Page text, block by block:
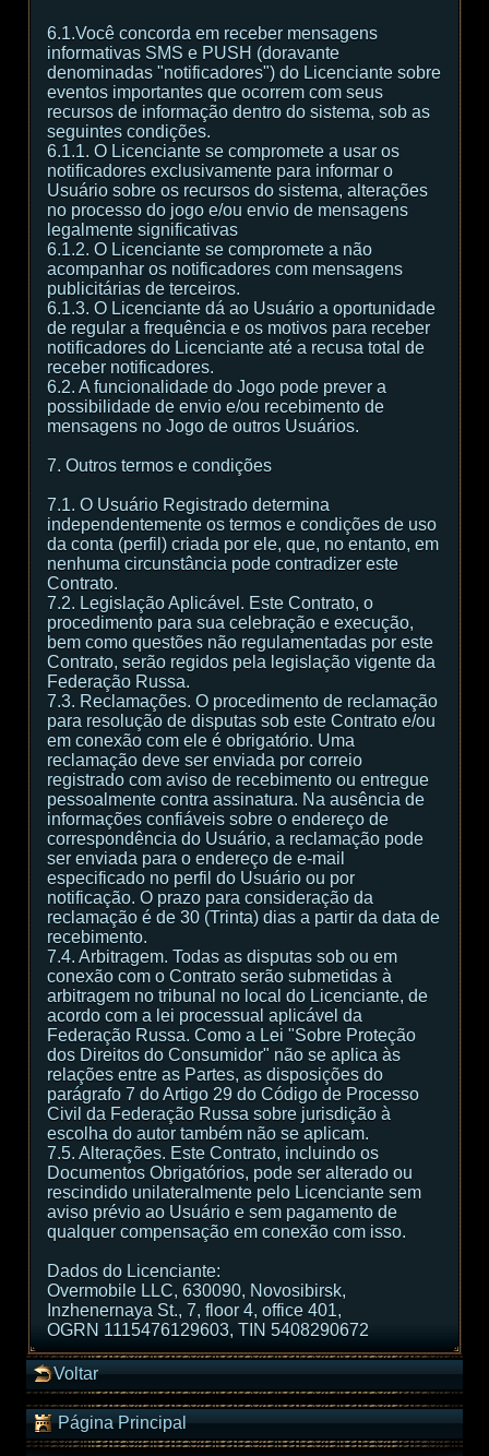
6.1.Você concorda em receber mensagens
informativas SMS e PUSH (doravante
denominadas "notificadores") do Licenciante sobre
eventos importantes que ocorrem com seus
recursos de informação dentro do sistema, sob as
seguintes condições.
6.1.1. O Licenciante se compromete a usar os
notificadores exclusivamente para informar o
Usuário sobre os recursos do sistema, alterações
no processo do jogo e/ou envio de mensagens
legalmente significativas
6.1.2. O Licenciante se compromete a não
acompanhar os notificadores com mensagens
publicitárias de terceiros.
6.1.3. O Licenciante dá ao Usuário a oportunidade
de regular a frequência e os motivos para receber
notificadores do Licenciante até a recusa total de
receber notificadores.
6.2. A funcionalidade do Jogo pode prever a
possibilidade de envio e/ou recebimento de
mensagens no Jogo de outros Usuários.
7. Outros termos e condições
7.1. O Usuário Registrado determina
independentemente os termos e condições de uso
da conta (perfil) criada por ele, que, no entanto, em
nenhuma circunstância pode contradizer este
Contrato.
7.2. Legislação Aplicável. Este Contrato, o
procedimento para sua celebração e execução,
bem como questões não regulamentadas por este
Contrato, serão regidos pela legislação vigente da
Federação Russa.
7.3. Reclamações. O procedimento de reclamação
para resolução de disputas sob este Contrato e/ou
em conexão com ele é obrigatório. Uma
reclamação deve ser enviada por correio
registrado com aviso de recebimento ou entregue
pessoalmente contra assinatura. Na ausência de
informações confiáveis sobre o endereço de
correspondência do Usuário, a reclamação pode
ser enviada para o endereço de e-mail
especificado no perfil do Usuário ou por
notificação. O prazo para consideração da
reclamação é de 30 (Trinta) dias a partir da data de
recebimento.
7.4. Arbitragem. Todas as disputas sob ou em
conexão com o Contrato serão submetidas à
arbitragem no tribunal no local do Licenciante, de
acordo com a lei processual aplicável da
Federação Russa. Como a Lei "Sobre Proteção
dos Direitos do Consumidor" não se aplica às
relações entre as Partes, as disposições do
parágrafo 7 do Artigo 29 do Código de Processo
Civil da Federação Russa sobre jurisdição à
escolha do autor também não se aplicam.
7.5. Alterações. Este Contrato, incluindo os
Documentos Obrigatórios, pode ser alterado ou
rescindido unilateralmente pelo Licenciante sem
aviso prévio ao Usuário e sem pagamento de
qualquer compensação em conexão com isso.
Dados do Licenciante:
Overmobile LLC, 630090, Novosibirsk,
Inzhenernaya St., 7, floor 4, office 401,
OGRN 1115476129603, TIN 5408290672
Voltar
Página Principal